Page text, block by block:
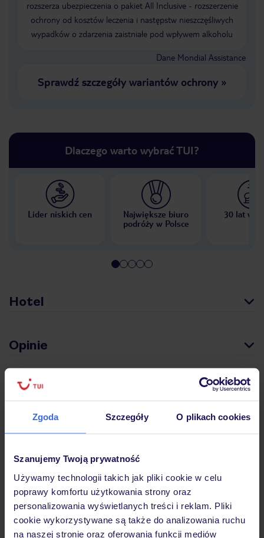
Zgoda Szczegóły O plikach cookies
Szanujemy Twoją prywatność
Używamy technologii takich jak pliki cookie w celu
poprawy komfortu użytkowania strony oraz
personalizowania wyświetlanych treści i reklam. Pliki
cookie wykorzystywane są także do analizowania ruchu
na naszej stronie oraz oferowania funkcji mediów
rozszerza ubezpieczenia o pakiet All Inclusive - rozszerzenie
ochrony od kosztów leczenia i następstw nieszczęśliwych
wypadków o zdarzenia zaistniałe pod wpływem alkoholu
Dane Mondial Assistance
Sprawdź szczegóły wariantów ochrony»
Dlaczego warto wybrać TUI?
Lider niskich cen
Największe biuro
podróży w Polsce
30 lat w
Hotel
Opinie
Pokoje
Wyżywienie
Atrakcje
Ważne informacje